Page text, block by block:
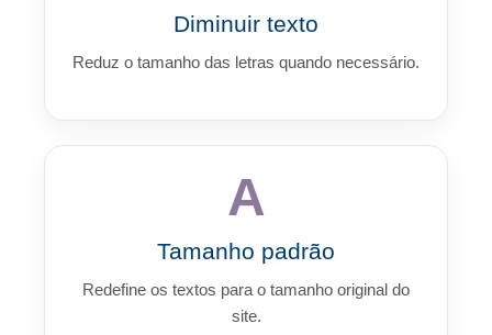
Diminuir texto
Reduz o tamanho das letras quando necessário.
A
Tamanho padrão
Redefine os textos para o tamanho original do
site.